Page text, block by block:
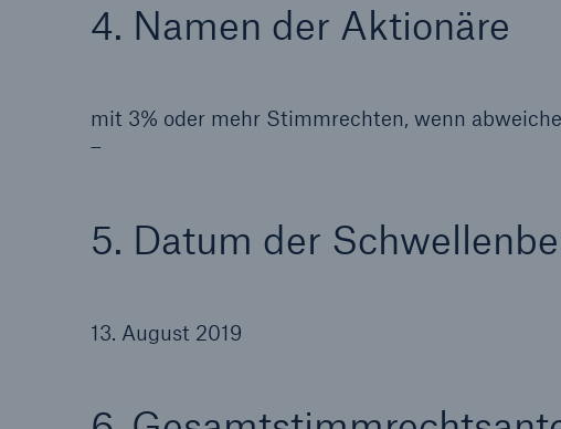
4. Namen der Aktionäre
mit 3% oder mehr Stimmrechten, wenn
–
5. Datum der
13. August 2019